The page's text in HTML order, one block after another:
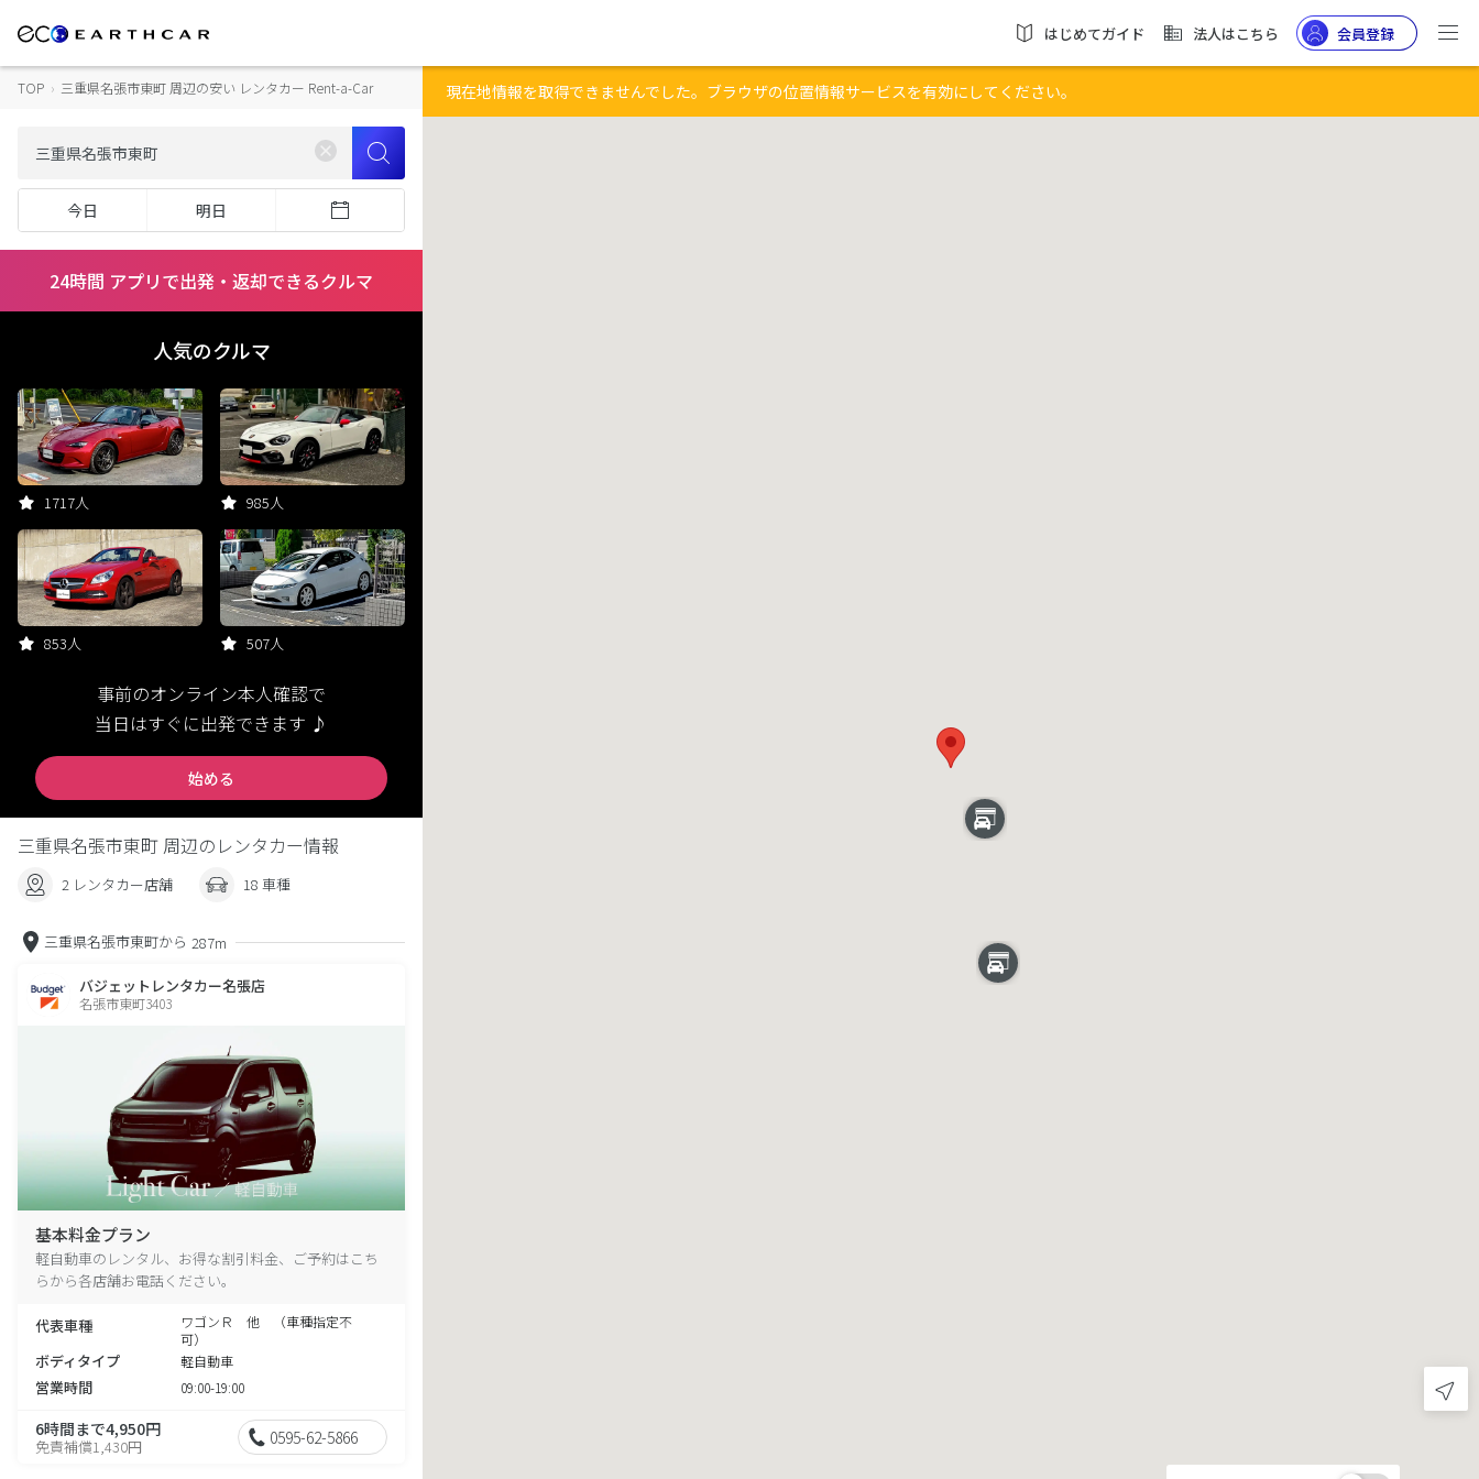
はじめてガイド 法人はこちら 会員登録
現在地情報を取得できませんでした。ブラウザの位置情報サービスを有効にしてください。
TOP › 三重県名張市東町 周辺の安い レンタカー Rent-a-Car
今日 明日
24時間 アプリで出発・返却できるクルマ
人気のクルマ
1717人 985人
853人 507人
事前のオンライン本人確認で
当日はすぐに出発できます ♪
始める
三重県名張市東町 周辺のレンタカー情報
2 レンタカー店舗 18 車種
三重県名張市東町から 287m
バジェットレンタカー名張店
名張市東町3403
基本料金プラン
軽自動車のレンタル、お得な割引料金、ご予約はこち
らから各店舗お電話ください。
代表車種
ワゴンＲ 他 （車種指定不
可）
ボディタイプ 軽自動車
営業時間 09:00-19:00
6時間まで4,950円
免責補償1,430円 0595-62-5866